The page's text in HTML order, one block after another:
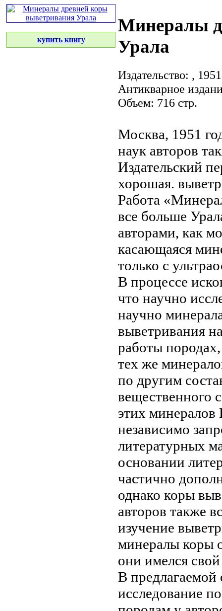
купить книгу
Минералы
Урала
Издательство: ,
Антикварное
Объем: 716 стр.
Москва, 1951
наук авторов
Издательский
хорошая.
Работа
все больше
авторами, как
касающаяся
только с
В процессе
что научно
научно
выветривания
работы
тех же
по другим
вещественного
этих минералов
независимо
литературных
основании
частично
однако коры
авторов также
изучение
минералы коры
они имелся свой
В предлагаемой
исследование